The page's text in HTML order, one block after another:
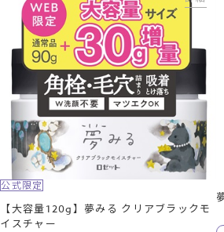
公式限定
【大容量120g】夢みる クリアブラックモ
イスチャー